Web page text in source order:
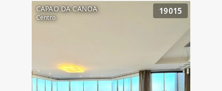
CAPAO DA CANOA
Centro
19015